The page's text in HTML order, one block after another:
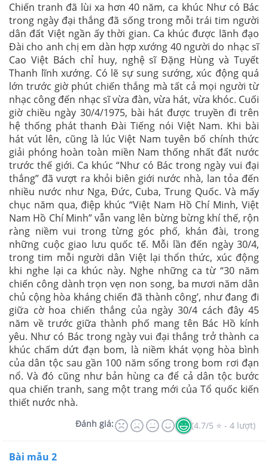
Chiến tranh đã lùi xa hơn 40 năm, ca khúc Như có Bác
trong ngày đại thắng đã sống trong mỗi trái tim người
dân đất Việt ngần ấy thời gian. Ca khúc được lãnh đạo
Đài cho anh chị em dàn hợp xướng 40 người do nhạc sĩ
Cao Việt Bách chỉ huy, nghệ sĩ Đặng Hùng và Tuyết
Thanh lĩnh xướng. Có lẽ sự sung sướng, xúc động quá
lớn trước giờ phút chiến thắng mà tất cả mọi người từ
nhạc công đến nhạc sĩ vừa đàn, vừa hát, vừa khóc. Cuối
giờ chiều ngày 30/4/1975, bài hát được truyền đi trên
hệ thống phát thanh Đài Tiếng nói Việt Nam. Khi bài
hát vút lên, cũng là lúc Việt Nam tuyên bố chính thức
giải phóng hoàn toàn miền Nam thống nhất đất nước
trước thế giới. Ca khúc “Như có Bác trong ngày vui đại
thắng” đã vượt ra khỏi biên giới nước nhà, lan tỏa đến
nhiều nước như Nga, Đức, Cuba, Trung Quốc. Và mấy
chục năm qua, điệp khúc “Việt Nam Hồ Chí Minh, Việt
Nam Hồ Chí Minh” vẫn vang lên bừng bừng khí thế, rộn
ràng niềm vui trong từng góc phố, khán đài, trong
những cuộc giao lưu quốc tế. Mỗi lần đến ngày 30/4,
trong tim mỗi người dân Việt lại thổn thức, xúc động
khi nghe lại ca khúc này. Nghe những ca từ “30 năm
chiến công dành trọn vẹn non song, ba mươi năm dân
chủ cộng hòa kháng chiến đã thành công’, như đang đi
giữa cờ hoa chiến thắng của ngày 30/4 cách đây 45
năm về trước giữa thành phố mang tên Bác Hồ kính
yêu. Như có Bác trong ngày vui đại thắng trở thành ca
khúc chấm dứt đạn bom, là niềm khát vọng hòa bình
của dân tộc sau gần 100 năm sống trong bom rơi đạn
nổ. Và đó cũng như bản hùng ca để cả dân tộc bước
qua chiến tranh, sang một trang mới của Tổ quốc kiến
thiết nước nhà.
Đánh giá: (4.7/5 ⭐ - 4 lượt)
Bài mẫu 2